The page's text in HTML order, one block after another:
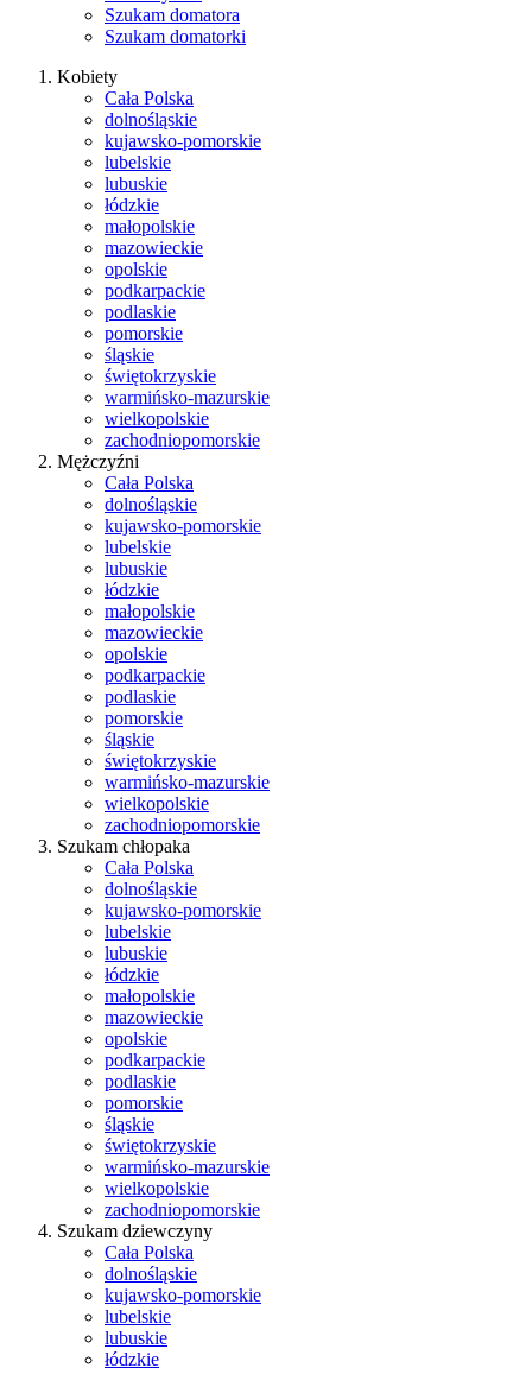
Szukam domatora
Szukam domatorki
Kobiety
Cała Polska
dolnośląskie
kujawsko-pomorskie
lubelskie
lubuskie
łódzkie
małopolskie
mazowieckie
opolskie
podkarpackie
podlaskie
pomorskie
śląskie
świętokrzyskie
warmińsko-mazurskie
wielkopolskie
zachodniopomorskie
Mężczyźni
Cała Polska
dolnośląskie
kujawsko-pomorskie
lubelskie
lubuskie
łódzkie
małopolskie
mazowieckie
opolskie
podkarpackie
podlaskie
pomorskie
śląskie
świętokrzyskie
warmińsko-mazurskie
wielkopolskie
zachodniopomorskie
Szukam chłopaka
Cała Polska
dolnośląskie
kujawsko-pomorskie
lubelskie
lubuskie
łódzkie
małopolskie
mazowieckie
opolskie
podkarpackie
podlaskie
pomorskie
śląskie
świętokrzyskie
warmińsko-mazurskie
wielkopolskie
zachodniopomorskie
Szukam dziewczyny
Cała Polska
dolnośląskie
kujawsko-pomorskie
lubelskie
lubuskie
łódzkie